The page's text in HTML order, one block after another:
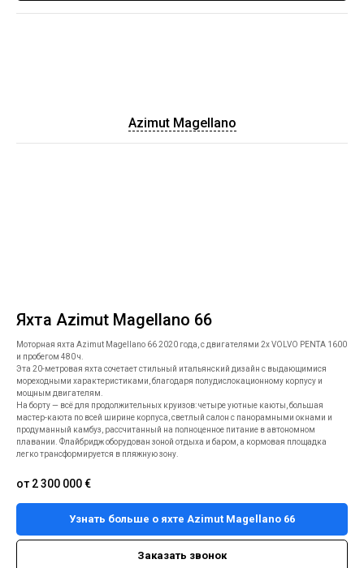
Azimut Magellano
Яхта Azimut Magellano 66
Моторная яхта Azimut Magellano 66 2020 года, с двигателями 2x VOLVO PENTA 1600
и пробегом 480 ч.
Эта 20-метровая яхта сочетает стильный итальянский дизайн с выдающимися
мореходными характеристиками, благодаря полудислокационному корпусу и
мощным двигателям.
На борту — всё для продолжительных круизов: четыре уютные каюты, большая
мастер-каюта по всей ширине корпуса, светлый салон с панорамными окнами и
продуманный камбуз, рассчитанный на полноценное питание в автономном
плавании. Флайбридж оборудован зоной отдыха и баром, а кормовая площадка
легко трансформируется в пляжную зону.
от 2 300 000€
Узнать больше о яхте Azimut Magellano 66
Заказать звонок